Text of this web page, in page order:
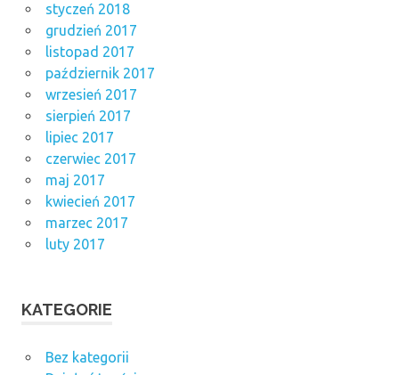
styczeń 2018
grudzień 2017
listopad 2017
październik 2017
wrzesień 2017
sierpień 2017
lipiec 2017
czerwiec 2017
maj 2017
kwiecień 2017
marzec 2017
luty 2017
KATEGORIE
Bez kategorii